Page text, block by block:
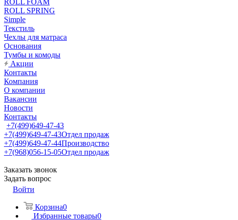
ROLL FOAM
ROLL SPRING
Simple
Текстиль
Чехлы для матраса
Основания
Тумбы и комоды
Акции
Контакты
Компания
О компании
Вакансии
Новости
Контакты
+7(499)649-47-43
+7(499)649-47-43Отдел продаж
+7(499)649-47-44Производство
+7(968)056-15-05Отдел продаж
Заказать звонок
Задать вопрос
Войти
Корзина0
Избранные товары0